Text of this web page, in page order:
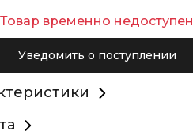
Товар временно недоступен
Уведомить о поступлении